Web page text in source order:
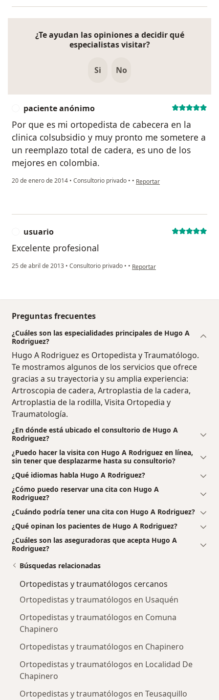
¿Te ayudan las opiniones a decidir qué
especialistas visitar?
Si No
paciente anónimo
Por que es mi ortopedista de cabecera en la
clinica colsubsidio y muy pronto me sometere a
un reemplazo total de cadera, es uno de los
mejores en colombia.
20 de enero de 2014 • Consultorio privado • • en opinión del usuario
Reportar
usuario
Excelente profesional
25 de abril de 2013 • Consultorio privado • • en opinión del usuario usuario
Reportar
Preguntas frecuentes
¿Cuáles son las especialidades principales de Hugo A
Rodriguez?
Hugo A Rodriguez es Ortopedista y Traumatólogo.
Te mostramos algunos de los servicios que ofrece
gracias a su trayectoria y su amplia experiencia:
Artroscopia de cadera, Artroplastia de la cadera,
Artroplastia de la rodilla, Visita Ortopedia y
Traumatología.
¿En dónde está ubicado el consultorio de Hugo A
Rodriguez?
¿Puedo hacer la visita con Hugo A Rodriguez en línea,
sin tener que desplazarme hasta su consultorio?
¿Qué idiomas habla Hugo A Rodriguez?
¿Cómo puedo reservar una cita con Hugo A
Rodriguez?
¿Cuándo podría tener una cita con Hugo A Rodriguez?
¿Qué opinan los pacientes de Hugo A Rodriguez?
¿Cuáles son las aseguradoras que acepta Hugo A
Rodriguez?
Búsquedas relacionadas
Ortopedistas y traumatólogos cercanos
Ortopedistas y traumatólogos en Usaquén
Ortopedistas y traumatólogos en Comuna
Chapinero
Ortopedistas y traumatólogos en Chapinero
Ortopedistas y traumatólogos en Localidad De
Chapinero
Ortopedistas y traumatólogos en Teusaquillo